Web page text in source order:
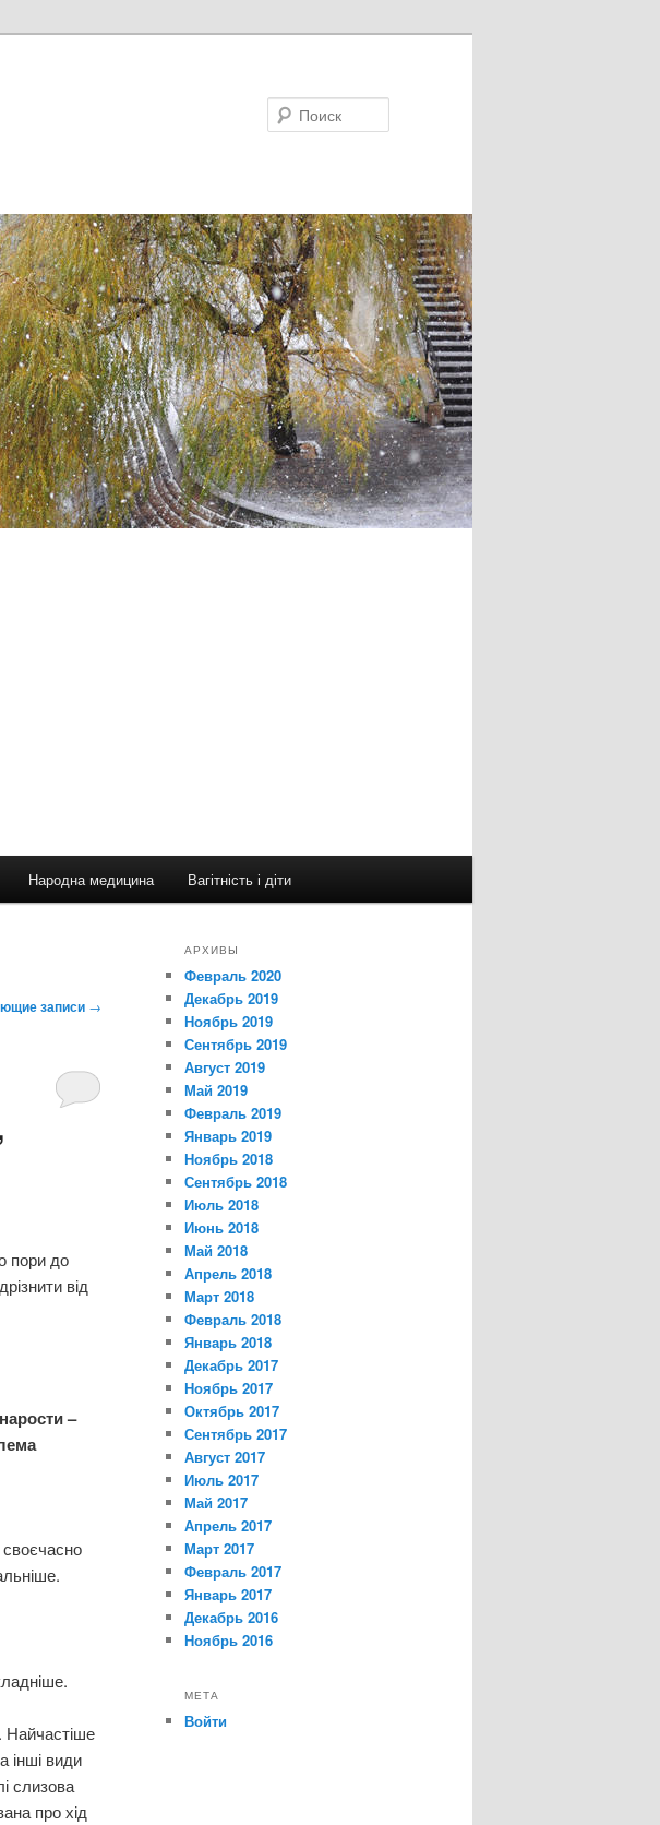
Народна медицина Вагітність і діти
записи →
пори до
від
–
Найчастіше
інші види
слизова
про хід
АРХИВЫ
Февраль 2020
Декабрь 2019
Ноябрь 2019
Сентябрь 2019
Август 2019
Май 2019
Февраль 2019
Январь 2019
Ноябрь 2018
Сентябрь 2018
Июль 2018
Июнь 2018
Май 2018
Апрель 2018
Март 2018
Февраль 2018
Январь 2018
Декабрь 2017
Ноябрь 2017
Октябрь 2017
Сентябрь 2017
Август 2017
Июль 2017
Май 2017
Апрель 2017
Март 2017
Февраль 2017
Январь 2017
Декабрь 2016
Ноябрь 2016
МЕТА
Войти